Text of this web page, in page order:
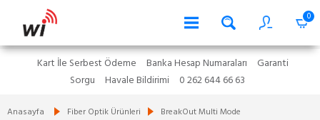
0
Kart İle Serbest Ödeme Banka Hesap Numaraları
Garanti
Sorgu
Havale Bildirimi 0 262 644 66 63
Anasayfa Fiber Optik Ürünleri
BreakOut Multi Mode